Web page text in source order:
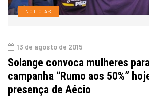
NOTÍCIAS
13 de agosto de 2015
Solange convoca mulheres
campanha “Rumo aos 50%”
presença de Aécio